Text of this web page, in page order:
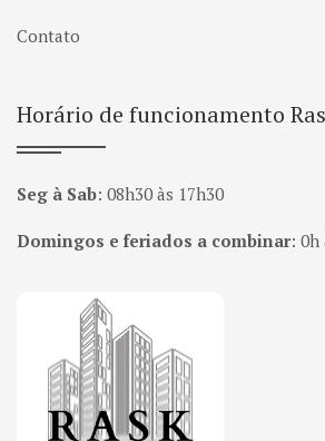
Contato
Horário de funcionamento
Seg à Sab: 08h30 às 17h30
Domingos e feriados a combinar: 0h
Página inicial